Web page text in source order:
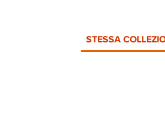
STESSA